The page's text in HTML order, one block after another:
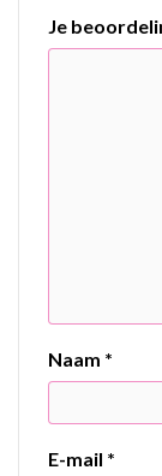
Je
Naam *
E-mail *